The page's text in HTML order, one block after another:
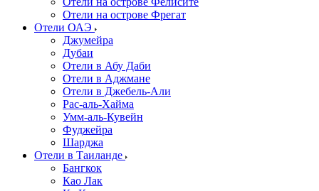
Отели на острове Фрегат
Отели ОАЭ
Джумейра
Дубаи
Отели в Абу Даби
Отели в Аджмане
Отели в Джебель-Али
Рас-аль-Хайма
Умм-аль-Кувейн
Фуджейра
Шарджа
Отели в Таиланде
Бангкок
Као Лак